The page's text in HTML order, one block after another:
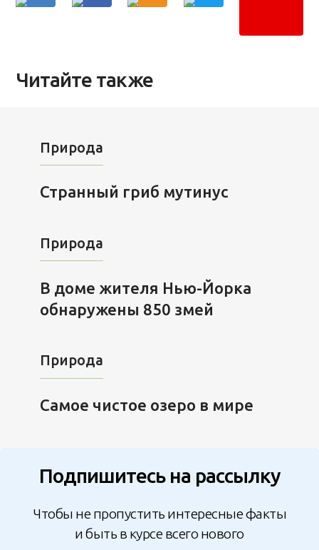
Читайте также
Природа
Странный гриб мутинус
Природа
В доме жителя Нью-Йорка
обнаружены 850 змей
Природа
Самое чистое озеро в мире
Подпишитесь на рассылку
Чтобы не пропустить интересные факты
и быть в курсе всего нового